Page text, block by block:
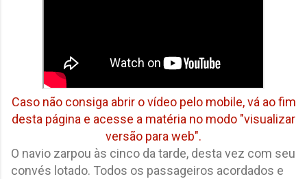
Caso não consiga abrir o vídeo pelo mobile, vá ao fim
desta página e acesse a matéria no modo "visualizar
versão para web".
O navio zarpou às cinco da tarde, desta vez com seu
convés lotado. Todos os passageiros acordados e